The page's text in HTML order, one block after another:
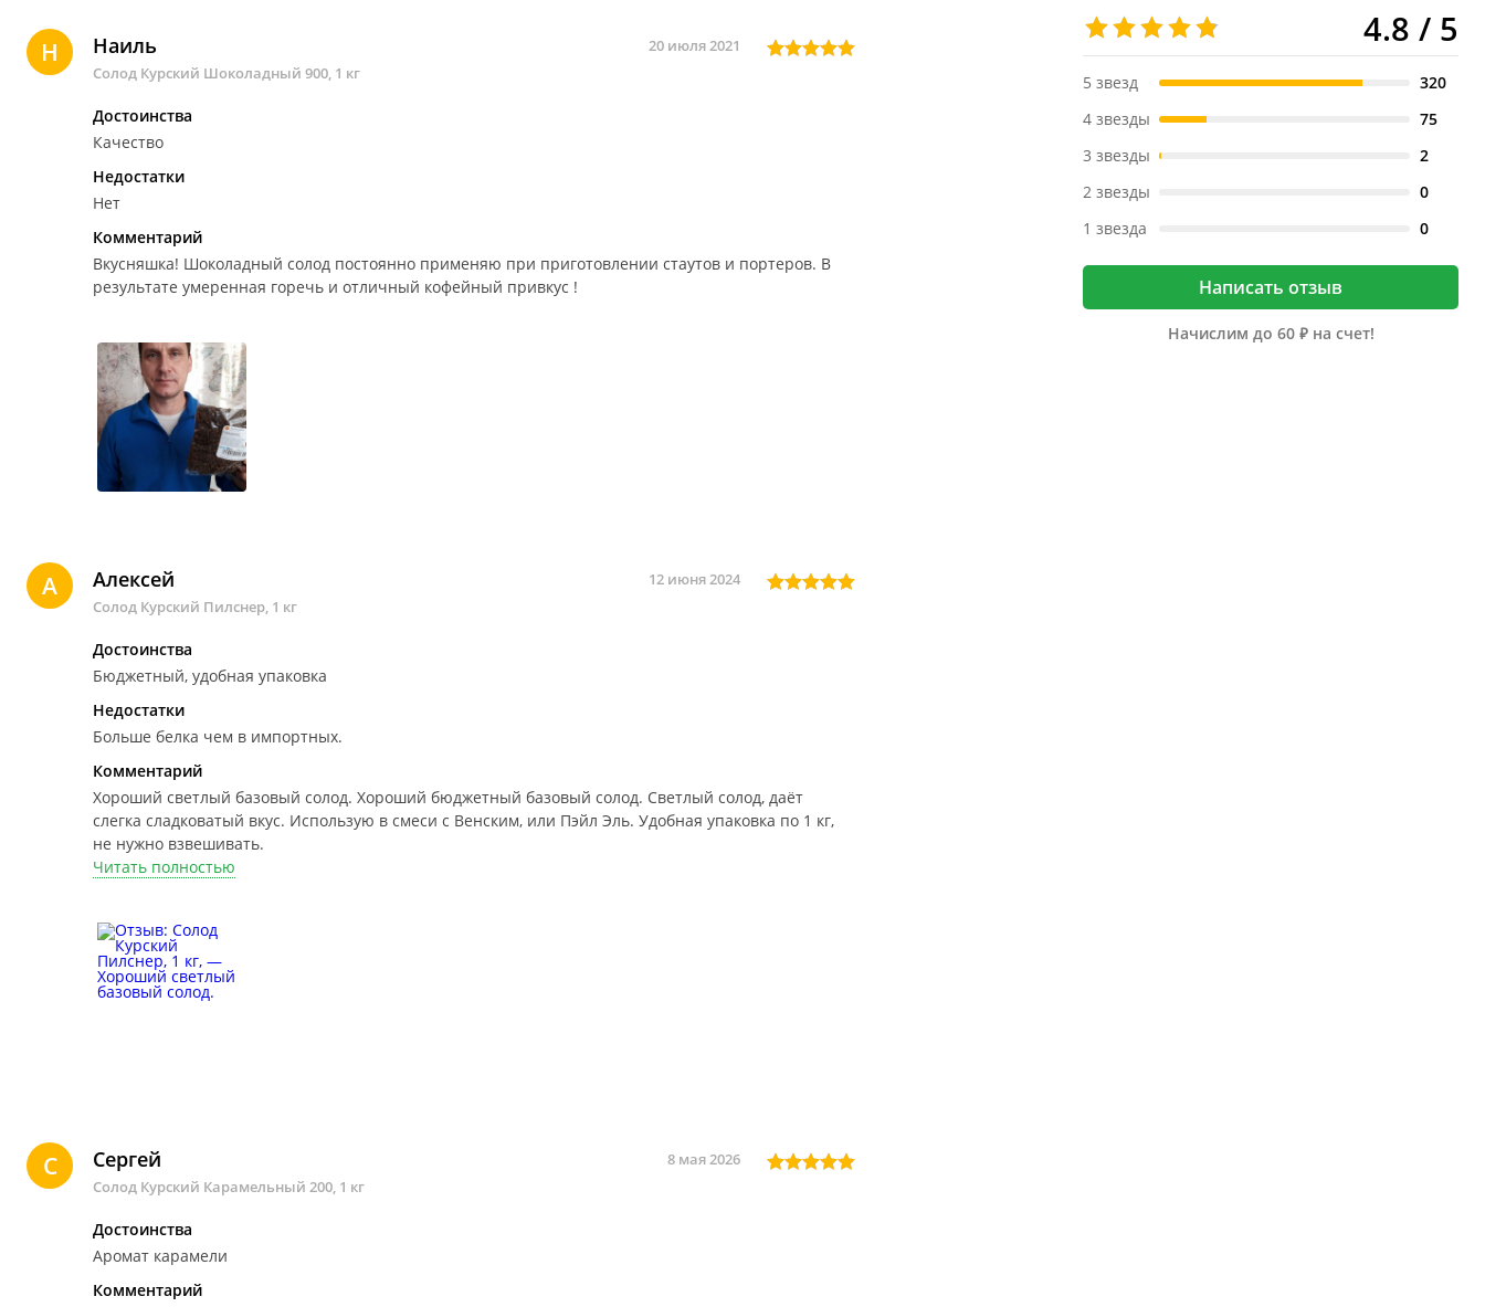
Н Наиль
Солод Курский Шоколадный 900, 1 кг
20 июля 2021
Достоинства
Качество
Недостатки
Нет
Комментарий
Вкусняшка! Шоколадный солод постоянно применяю при приготовлении стаутов и портеров. В
результате умеренная горечь и отличный кофейный привкус !
А Алексей
Солод Курский Пилснер, 1 кг
12 июня 2024
Достоинства
Бюджетный, удобная упаковка
Недостатки
Больше белка чем в импортных.
Комментарий
Хороший светлый базовый солод. Хороший бюджетный базовый солод. Светлый солод, даёт
слегка сладковатый вкус. Использую в смеси с Венским, или Пэйл Эль. Удобная упаковка по 1 кг,
не нужно взвешивать.
Читать полностью
С Сергей
Солод Курский Карамельный 200, 1 кг
8 мая 2026
Достоинства
Аромат карамели
Комментарий
4.8 / 5
5 звезд
320
4 звезды
75
3 звезды
2
2 звезды
0
1 звезда
0
Написать отзыв
Начислим до 60 ₽ на счет!